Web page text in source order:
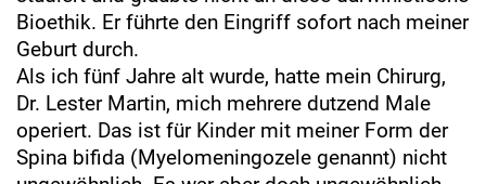
Bioethik. Er führte den Eingriff sofort nach meiner
Geburt durch.
Als ich fünf Jahre alt wurde, hatte mein Chirurg,
Dr. Lester Martin, mich mehrere dutzend Male
operiert. Das ist für Kinder mit meiner Form der
Spina bifida (Myelomeningozele genannt) nicht